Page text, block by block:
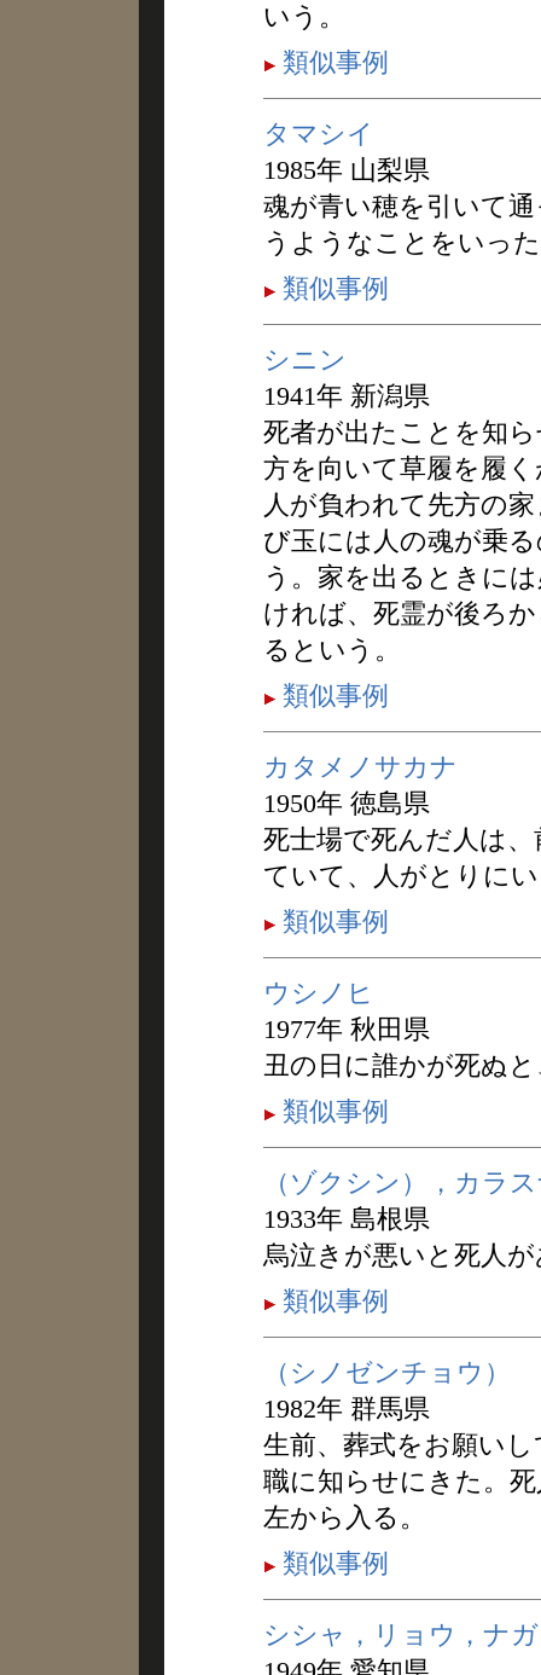
いう。
類似事例
タマシイ
1985年 山梨県
魂が青い穂を引いて
うようなことをいっ
類似事例
シニン
1941年 新潟県
死者が出たことを知
方を向いて草履を履
人が負われて先方の
び玉には人の魂が乗
う。家を出るときに
ければ、死霊が後ろ
るという。
類似事例
カタメノサカナ
1950年 徳島県
死士場で死んだ人は
ていて、人がとりに
類似事例
ウシノヒ
1977年 秋田県
丑の日に誰かが死ぬ
類似事例
（ゾクシン），カラ
1933年 島根県
烏泣きが悪いと死人
類似事例
（シノゼンチョウ）
1982年 群馬県
生前、葬式をお願い
職に知らせにきた。
左から入る。
類似事例
シシャ，リョウ，ナ